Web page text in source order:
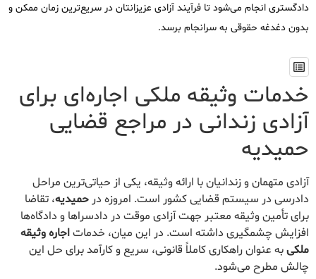
دادگستری انجام می‌شود تا فرآیند آزادی عزیزانتان در سریع‌ترین زمان ممکن و
بدون دغدغه حقوقی به سرانجام برسد.
خدمات وثیقه ملکی اجاره‌ای برای
آزادی زندانی در مراجع قضایی
حمیدیه
آزادی متهمان و زندانیان با ارائه وثیقه، یکی از حیاتی‌ترین مراحل
دادرسی در سیستم قضایی کشور است. امروزه در حمیدیه، تقاضا
برای تأمین وثیقه معتبر جهت آزادی موقت در دادسراها و دادگاه‌ها
افزایش چشمگیری داشته است. در این میان، خدماتاجاره وثیقه
ملکیبه عنوان راهکاری کاملاً قانونی، سریع و کارآمد برای حل این
چالش مطرح می‌شود.